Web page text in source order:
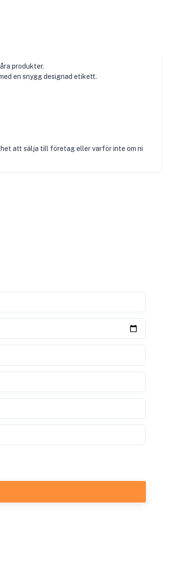
produkter.
en snygg designad etikett.
att sälja till företag eller varför inte om ni